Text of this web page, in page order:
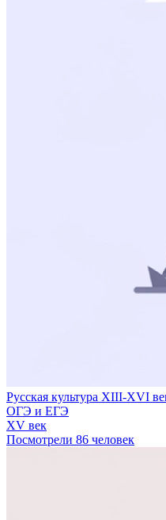
Русская культура XIII-XVI
ОГЭ и ЕГЭ
XV век
Посмотрели 86 человек